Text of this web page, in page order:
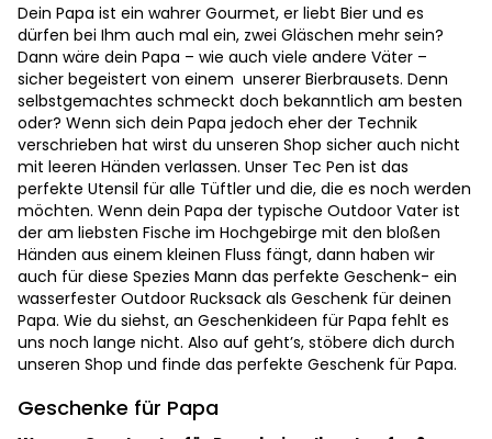
Dein Papa ist ein wahrer Gourmet, er liebt Bier und es
dürfen bei Ihm auch mal ein, zwei Gläschen mehr sein?
Dann wäre dein Papa – wie auch viele andere Väter –
sicher begeistert von einem unserer Bierbrausets. Denn
selbstgemachtes schmeckt doch bekanntlich am besten
oder? Wenn sich dein Papa jedoch eher der Technik
verschrieben hat wirst du unseren Shop sicher auch nicht
mit leeren Händen verlassen. Unser Tec Pen ist das
perfekte Utensil für alle Tüftler und die, die es noch werden
möchten. Wenn dein Papa der typische Outdoor Vater ist
der am liebsten Fische im Hochgebirge mit den bloßen
Händen aus einem kleinen Fluss fängt, dann haben wir
auch für diese Spezies Mann das perfekte Geschenk- ein
wasserfester Outdoor Rucksack als Geschenk für deinen
Papa. Wie du siehst, an Geschenkideen für Papa fehlt es
uns noch lange nicht. Also auf geht’s, stöbere dich durch
unseren Shop und finde das perfekte Geschenk für Papa.
Geschenke für Papa